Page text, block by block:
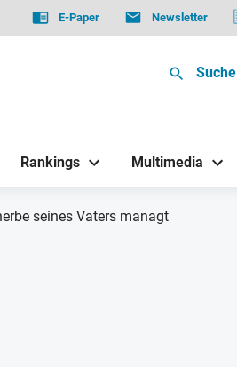
E-Paper Newsletter
Suche
Rankings Multimedia
seines Vaters managt